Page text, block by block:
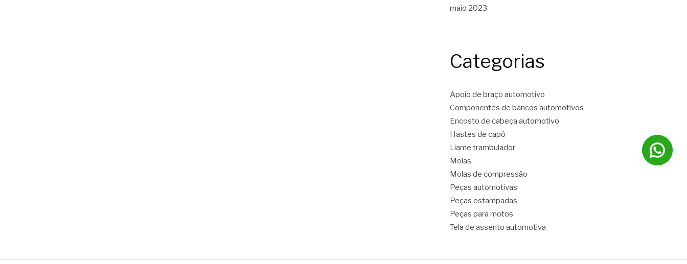
maio 2023
Categorias
Apoio de braço automotivo
Componentes de bancos automotivos
Encosto de cabeça automotivo
Hastes de capô
Liame trambulador
Molas
Molas de compressão
Peças automotivas
Peças estampadas
Peças para motos
Tela de assento automotiva